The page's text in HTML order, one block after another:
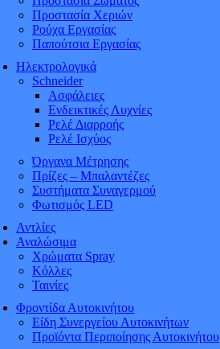
Προστασία Χεριών
Ρούχα Εργασίας
Παπούτσια Εργασίας
Ηλεκτρολογικά
Schneider
Ασφάλειες
Ενδεικτικές Λυχνίες
Ρελέ Διαρροής
Ρελέ Ισχύος
Όργανα Μέτρησης
Πρίζες – Μπαλαντέζες
Συστήματα Συναγερμού
Φωτισμός LED
Αντλίες
Αναλώσιμα
Χρώματα Spray
Κόλλες
Ταινίες
Φροντίδα Αυτοκινήτου
Είδη Συνεργείου Αυτοκινήτων
Προϊόντα Περιποίησης Αυτοκινήτου